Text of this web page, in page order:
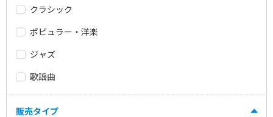
クラシック
ポピュラー・洋楽
ジャズ
歌謡曲
販売タイプ